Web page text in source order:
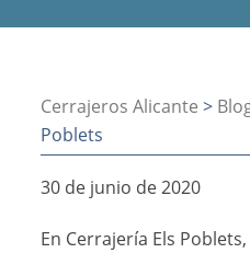
Cerrajeros Alicante >
Poblets
30 de junio de 2020
En Cerrajería Els